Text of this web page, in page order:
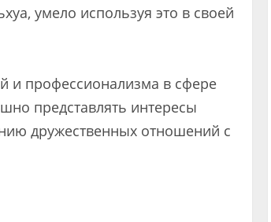
умело используя это в своей
и профессионализма в сфере
представлять интересы
дружественных отношений с